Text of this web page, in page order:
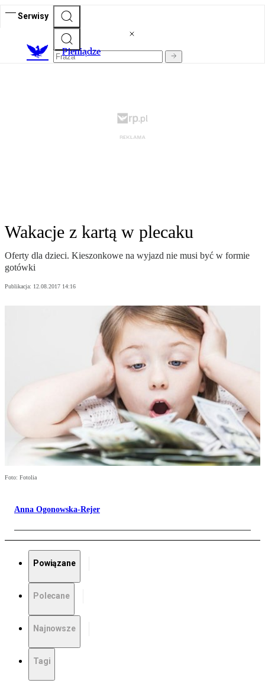
Serwisy
Pieniądze
Wakacje z kartą w plecaku
Oferty dla dzieci. Kieszonkowe na wyjazd nie musi być w formie
gotówki
Publikacja: 12.08.2017 14:16
Foto: Fotolia
Anna Ogonowska-Rejer
Powiązane
Polecane
Najnowsze
Tagi